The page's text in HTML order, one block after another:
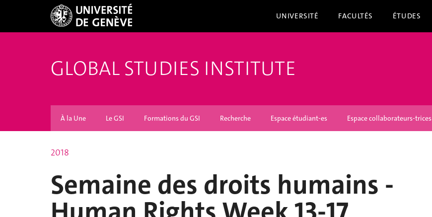
UNIVERSITÉ FACULTÉS ÉTUDES
GLOBAL STUDIES INSTITUTE
À la Une Le GSI Formations du GSI Recherche Espace étudiant-es Espace collaborateurs-trices
2018
Semaine des droits humains -